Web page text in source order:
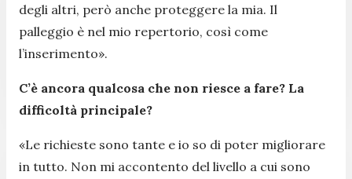
degli altri, però anche proteggere la mia. Il
palleggio è nel mio repertorio, così come
l’inserimento».
C’è ancora qualcosa che non riesce a fare? La
difficoltà principale?
«Le richieste sono tante e io so di poter migliorare
in tutto. Non mi accontento del livello a cui sono